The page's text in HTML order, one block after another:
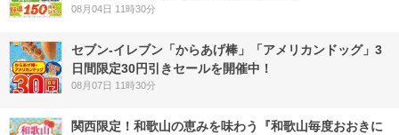
08月04日 11時30分
セブン‐イレブン「からあげ棒」「アメリカンドッグ」3
日間限定30円引きセールを開催中！
08月07日 11時30分
関西限定！和歌山の恵みを味わう『和歌山毎度おおきに